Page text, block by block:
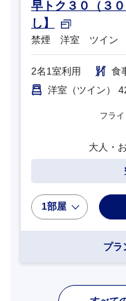
早トク３０（３
し】
禁煙 洋室 ツイン
2名1室利用
食
洋室（ツイン）
フラ
大人・
1部屋
プラ